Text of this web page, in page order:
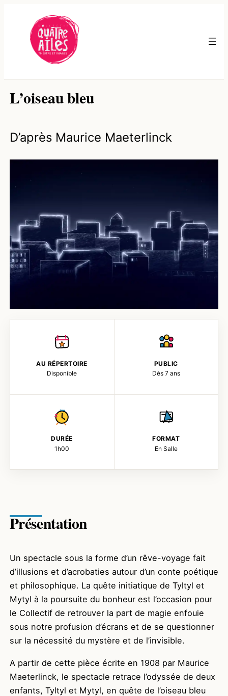
contenu
L’oiseau bleu
D’après Maurice Maeterlinck
AU RÉPERTOIRE
Disponible
PUBLIC
Dès 7 ans
DURÉE
1h00
FORMAT
En Salle
Présentation
Un spectacle sous la forme d’un rêve-voyage fait
d’illusions et d’acrobaties autour d’un conte poétique
et philosophique. La quête initiatique de Tyltyl et
Mytyl à la poursuite du bonheur est l’occasion pour
le Collectif de retrouver la part de magie enfouie
sous notre profusion d’écrans et de se questionner
sur la nécessité du mystère et de l’invisible.
A partir de cette pièce écrite en 1908 par Maurice
Maeterlinck, le spectacle retrace l’odyssée de deux
enfants, Tyltyl et Mytyl, en quête de l’oiseau bleu